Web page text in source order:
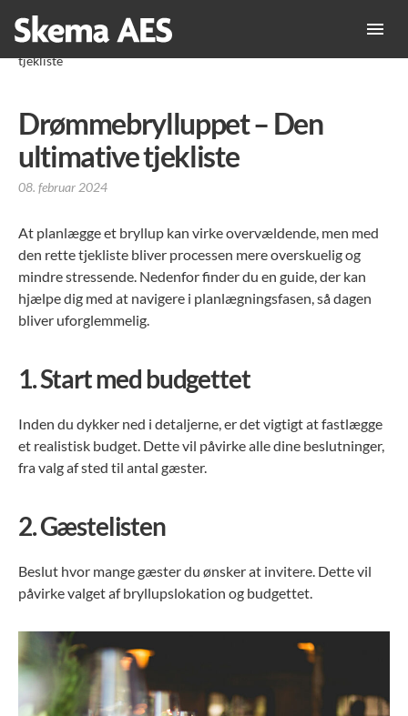
Forside » Hobby » Drømmebrylluppet – Den ultimative
tjekliste
Drømmebrylluppet – Den
ultimative tjekliste
08. februar 2024
At planlægge et bryllup kan virke overvældende, men med
den rette tjekliste bliver processen mere overskuelig og
mindre stressende. Nedenfor finder du en guide, der kan
hjælpe dig med at navigere i planlægningsfasen, så dagen
bliver uforglemmelig.
1.Start med budgettet
Inden du dykker ned i detaljerne, er det vigtigt at fastlægge
et realistisk budget. Dette vil påvirke alle dine beslutninger,
fra valg af sted til antal gæster.
2.Gæstelisten
Beslut hvor mange gæster du ønsker at invitere. Dette vil
påvirke valget af bryllupslokation og budgettet.